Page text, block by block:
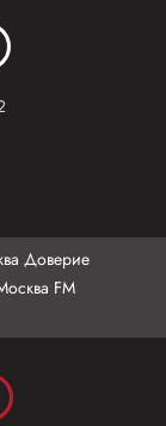
Доверие
FM